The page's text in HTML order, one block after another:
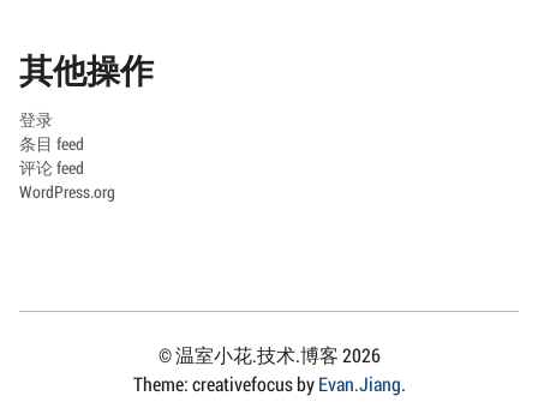
其他操作
登录
条目 feed
评论 feed
WordPress.org
© 温室小花.技术.博客 2026
Theme: creativefocus byEvan.Jiang.